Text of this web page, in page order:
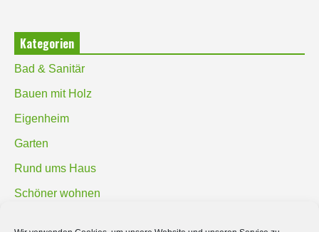
Kategorien
Bad & Sanitär
Bauen mit Holz
Eigenheim
Garten
Rund ums Haus
Schöner wohnen